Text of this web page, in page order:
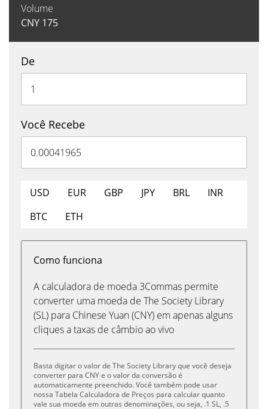
Volume
CNY 175
De
Você Recebe
USD EUR GBP JPY BRL
INR
BTC
ETH
Como funciona
A calculadora de moeda 3Commas permite
converter uma moeda de The Society Library
(SL) para Chinese Yuan (CNY) em apenas alguns
cliques a taxas de câmbio ao vivo
Basta digitar o valor de The Society Library que você deseja
converter para CNY e o valor da conversão é
automaticamente preenchido. Você também pode usar
nossa Tabela Calculadora de Preços para calcular quanto
vale sua moeda em outras denominações, ou seja, .1 SL, .5